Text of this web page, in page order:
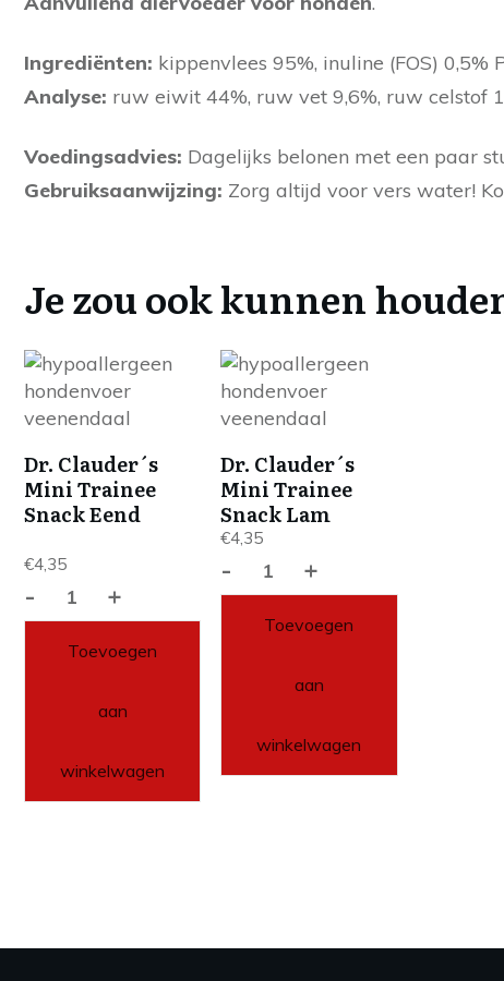
Ingrediënten: kippenvlees 95%, inuline (FOS)
Analyse: ruw eiwit 44%, ruw vet 9,6%, ruw celstof
Voedingsadvies: Dagelijks belonen met een paar
Gebruiksaanwijzing: Zorg altijd voor vers water!
Je zou ook kunnen
Dr. Clauder´s
Mini Trainee
Snack Eend
€4,35
-
Eend
aantal
+
Toevoegen
aan
winkelwagen
Dr. Clauder´s
Mini Trainee
Snack Lam
€4,35
-
Lam
aantal
+
Toevoegen
aan
winkelwagen